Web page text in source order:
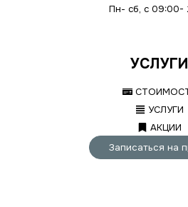
Пн- сб, с 09:00-
УСЛУГИ
УСЛУГИ
АКЦИИ
Записаться на